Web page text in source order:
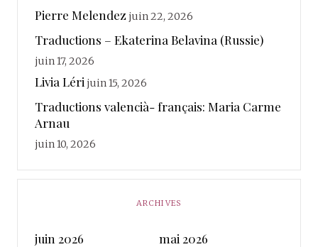
Pierre Melendez juin 22, 2026
Traductions – Ekaterina Belavina (Russie)
juin 17, 2026
Livia Léri juin 15, 2026
Traductions valencià- français: Maria Carme
Arnau
juin 10, 2026
ARCHIVES
juin 2026
mai 2026